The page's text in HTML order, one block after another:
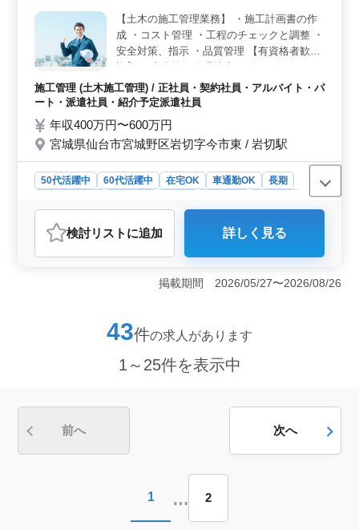
【土木の施工管理業務】 ・施工計画書の作
成 ・コスト管理 ・工程のチェックと調整 ・
安全対策、指示 ・品質管理 【有資格者歓
50代、60代の経験者歓迎です。
施工管理 (土木施工管理) / 正社員・契約社員・アルバイト・パ
ート・派遣社員・紹介予定派遣社員
年収400万円〜600万円
宮城県仙台市宮城野区岩切字今市東 / 岩切駅
50代活躍中 60代活躍中 在宅OK 車通勤OK
長期
アルバイト・パート
おすすめポイント
＜経験者歓迎の理由＞ 土木施工管理《中高年活躍中・
マイカー通勤可》の求人では、土木工事の現場管理経験
を有する50代や60代の経験者を歓迎しています。あなた
かされることでしょう。 ＜具体的な業務内容＞ 主
な業務には、施工計画書の作成、コスト管理、工程のチ
ます。これらの業務において、あなたの確かな経験がプ
労災保険の福利厚生も整っています。安定性のある建設
検討リスト に追加 詳しく見る
掲載期間 2026/05/27〜2026/08/26
43件の求人があります
1～25件を表示中
前へ 次へ
1 … 2